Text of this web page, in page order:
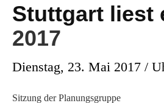
Stuttgart liest
2017
Dienstag, 23. Mai 2017 /
Sitzung der Planungsgruppe